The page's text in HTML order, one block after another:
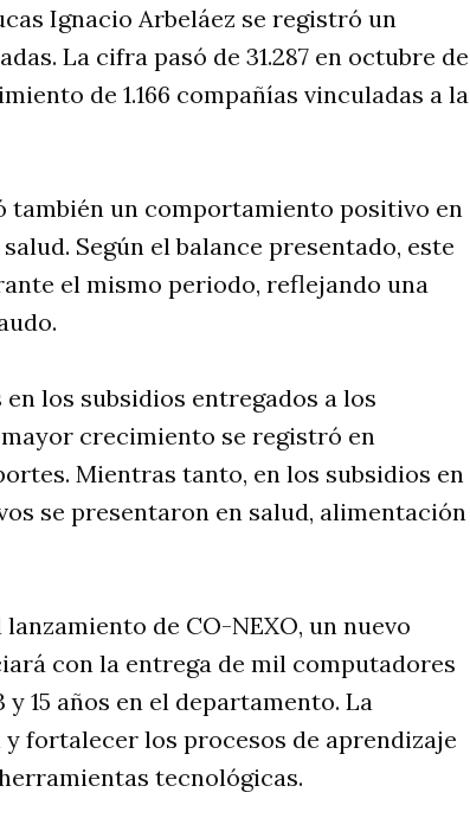
Ignacio Arbeláez se registró un
La cifra pasó de 31.287 en octubre de
de 1.166 compañías vinculadas a la
un comportamiento positivo en
Según el balance presentado, este
el mismo periodo, reflejando una
los subsidios entregados a los
crecimiento se registró en
Mientras tanto, en los subsidios en
se presentaron en salud, alimentación
de CO-NEXO, un nuevo
con la entrega de mil computadores
15 años en el departamento. La
fortalecer los procesos de aprendizaje
tecnológicas.